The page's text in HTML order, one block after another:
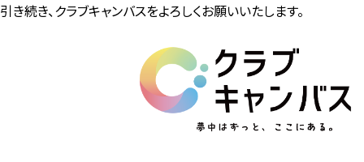
引き続き、クラブキャンバスをよろしくお願いいたします。